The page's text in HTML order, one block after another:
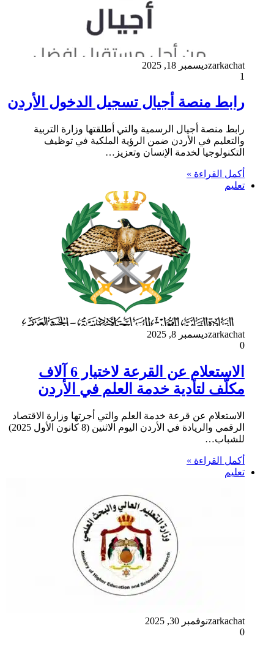
zarkachatديسمبر 18, 2025
1
رابط منصة أجيال تسجيل الدخول الأردن
رابط منصة أجيال الرسمية والتي أطلقتها وزارة التربية
والتعليم في الأردن ضمن الرؤية الملكية في توظيف
التكنولوجيا لخدمة الإنسان وتعزيز…
أكمل القراءة »
تعليم
zarkachatديسمبر 8, 2025
0
الاستعلام عن القرعة لاختيار 6 آلاف
مكلّف لتأدية خدمة العلم في الأردن
الاستعلام عن قرعة خدمة العلم والتي أجرتها وزارة الاقتصاد
الرقمي والريادة في الأردن اليوم الاثنين (8 كانون الأول 2025)
للشباب…
أكمل القراءة »
تعليم
zarkachatنوفمبر 30, 2025
0